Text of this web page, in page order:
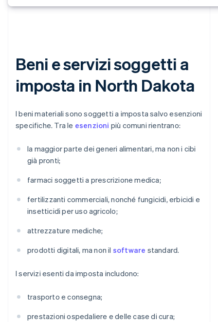
Beni e servizi soggetti a
imposta in North Dakota
I beni materiali sono soggetti a imposta salvo esenzioni
specifiche. Tra le esenzioni più comuni rientrano:
la maggior parte dei generi alimentari, ma non i cibi
già pronti;
farmaci soggetti a prescrizione medica;
fertilizzanti commerciali, nonché fungicidi, erbicidi e
insetticidi per uso agricolo;
attrezzature mediche;
prodotti digitali, ma non il software standard.
I servizi esenti da imposta includono:
trasporto e consegna;
prestazioni ospedaliere e delle case di cura;